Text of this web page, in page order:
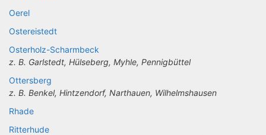
Oerel
Ostereistedt
Osterholz-Scharmbeck
z. B. Garlstedt, Hülseberg, Myhle, Pennigbüttel
Ottersberg
z. B. Benkel, Hintzendorf, Narthauen, Wilhelmshausen
Rhade
Ritterhude